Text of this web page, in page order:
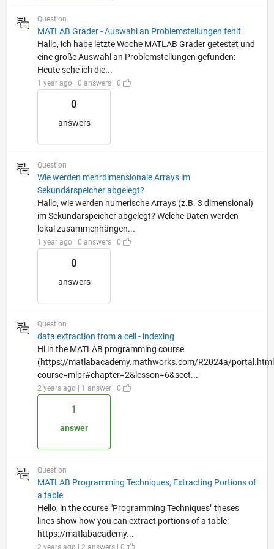
Question
MATLAB Grader - Auswahl an Problemstellungen fehlt
Hallo, ich habe letzte Woche MATLAB Grader getestet und
eine große Auswahl an Problemstellungen gefunden:
Heute sehe ich die...
1 year ago | 0 answers | 0
0
answers
Question
Wie werden mehrdimensionale Arrays im
Sekundärspeicher abgelegt?
Hallo, wie werden numerische Arrays (z.B. 3 dimensional)
im Sekundärspeicher abgelegt? Welche Daten werden
lokal zusammenhängen...
1 year ago | 0 answers | 0
0
answers
Question
data extraction from a cell - indexing
Hi in the MATLAB programming course
(https://matlabacademy.mathworks.com/R2024a/
course=mlpr#chapter=2&lesson=6&sect...
2 years ago | 1 answer | 0
1
answer
Question
MATLAB Programming Techniques, Extracting Portions of
a table
Hello, in the course "Programming Techniques" theses
lines show how you can extract portions of a table:
https://matlabacademy...
2 years ago | 2 answers | 0